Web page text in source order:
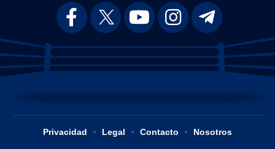
Privacidad Legal Contacto Nosotros